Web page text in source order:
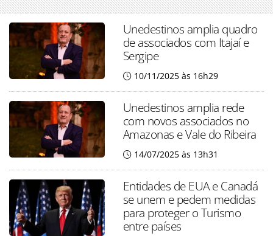
Unedestinos amplia quadro
de associados com Itajaí e
Sergipe
10/11/2025 às 16h29
Unedestinos amplia rede
com novos associados no
Amazonas e Vale do Ribeira
14/07/2025 às 13h31
Entidades de EUA e Canadá
se unem e pedem medidas
para proteger o Turismo
entre países